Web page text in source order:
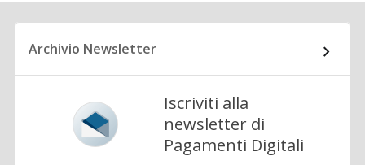
Archivio Newsletter
Iscriviti alla
newsletter di
Pagamenti Digitali